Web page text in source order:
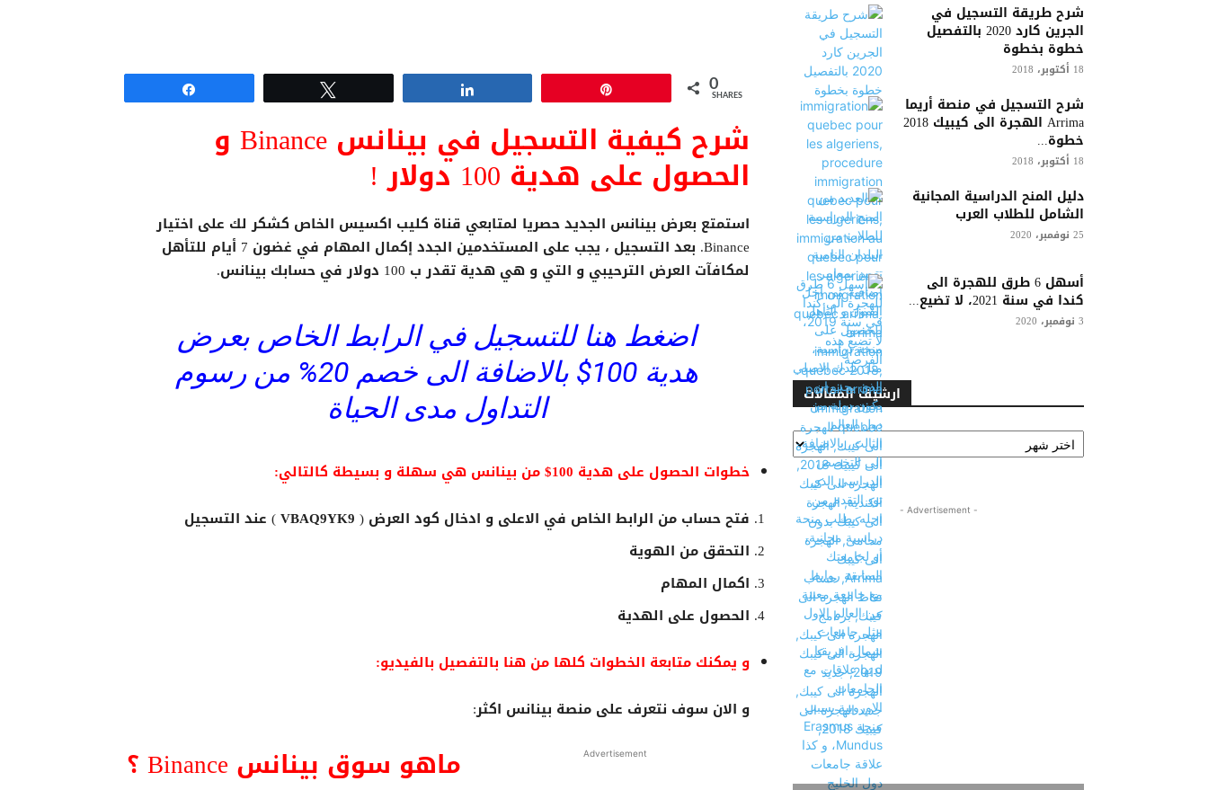
0
SHARES
شرح كيفية التسجيل في بينانس Binance و
الحصول على هدية 100 دولار !
استمتع بعرض بينانس الجديد حصريا لمتابعي قناة كليب اكسيس الخاص كشكر لك على اختيار
Binance. بعد التسجيل ، يجب على المستخدمين الجدد إكمال المهام في غضون 7 أيام للتأهل
لمكافآت العرض الترحيبي و التي و هي هدية تقدر ب 100 دولار في حسابك بينانس.
اضغط هنا للتسجيل في الرابط الخاص بعرض
هدية 100$ بالاضافة الى خصم 20% من رسوم
التداول مدى الحياة
خطوات الحصول على هدية 100$ من بينانس هي سهلة و بسيطة كالتالي:
فتح حساب من الرابط الخاص في الاعلى و ادخال كود العرض ( VBAQ9YK9) عند التسجيل
التحقق من الهوية
اكمال المهام
الحصول على الهدية
و يمكنك متابعة الخطوات كلها من هنا بالتفصيل بالفيديو:
و الان سوف نتعرف على منصة بينانس اكثر:
Advertisement ماهو سوق بينانس Binance ؟
شرح طريقة التسجيل في
الجرين كارد 2020 بالتفصيل
خطوة بخطوة
18 أكتوبر، 2018
شرح التسجيل في منصة أريما
Arrima الهجرة الى كيبيك 2018
خطوة...
18 أكتوبر، 2018
دليل المنح الدراسية المجانية
الشامل للطلاب العرب
25 نوفمبر، 2020
أسهل 6 طرق للهجرة الى
كندا في سنة 2021، لا تضيع...
3 نوفمبر، 2020
ارشيف المقالات
ارشيف
المقالات
- Advertisement -